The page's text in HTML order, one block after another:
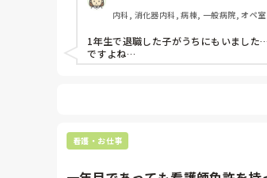
内科, 消化器内科, 病棟, 一般病院, オペ室
1年生で退職した子がうちにもいまし
ですよね…
看護・お仕事